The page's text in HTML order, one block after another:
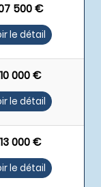
500 €
le détail
000 €
le détail
000 €
le détail